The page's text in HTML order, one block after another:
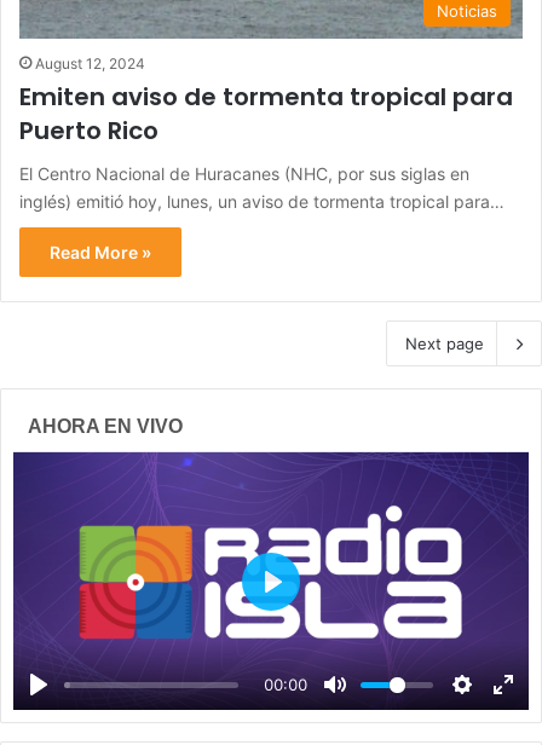
Noticias
August 12, 2024
Emiten aviso de tormenta tropical para
Puerto Rico
El Centro Nacional de Huracanes (NHC, por sus siglas en
inglés) emitió hoy, lunes, un aviso de tormenta tropical para…
Read More »
Next page
AHORA EN VIVO
00:00
P
y